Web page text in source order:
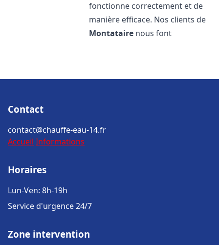
fonctionne correctement et de
manière efficace. Nos clients de
Montataire nous font
Contact
contact@chauffe-eau-14.fr
Accueil Informations
Horaires
Lun-Ven: 8h-19h
Service d'urgence 24/7
Zone intervention